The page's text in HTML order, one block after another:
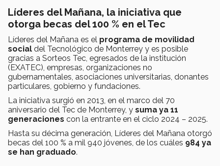
Líderes del Mañana, la iniciativa que
otorga becas del 100 % en el Tec
Líderes del Mañana es el programa de movilidad
social del Tecnológico de Monterrey y es posible
gracias a Sorteos Tec, egresados de la institución
(EXATEC), empresas, organizaciones no
gubernamentales, asociaciones universitarias, donantes
particulares, gobierno y fundaciones.
La iniciativa surgió en 2013, en el marco del 70
aniversario del Tec de Monterrey, y suma ya 11
generaciones con la entrante en el ciclo 2024 – 2025.
Hasta su décima generación, Líderes del Mañana otorgó
becas del 100 % a mil 940 jóvenes, de los cuáles 984 ya
se han graduado.